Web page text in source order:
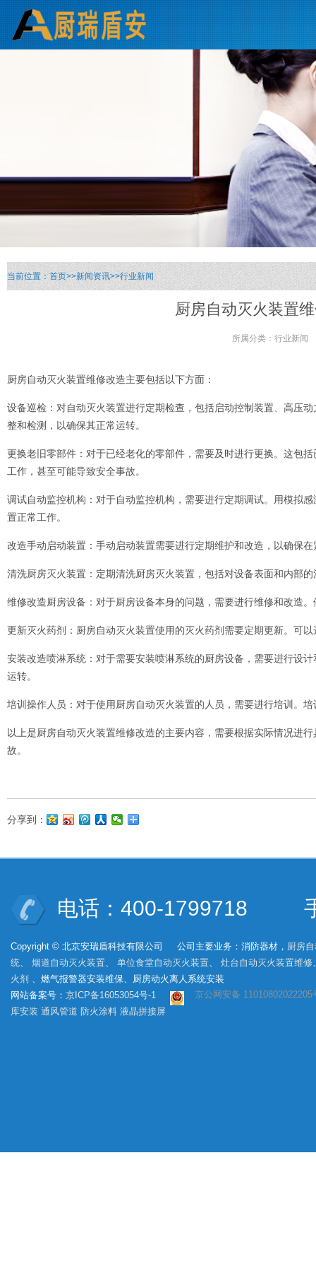
当前位置：首页>>新闻资讯>>行业新闻
厨房自动灭火装置
所属分类： 行业新闻
厨房自动灭火装置维修改造主要包括以下方面：
设备巡检：对自动灭火装置进行定期检查，包括启动控制装置、高压
整和检测，以确保其正常运转。
更换老旧零部件：对于已经老化的零部件，需要及时进行更换。这包
工作，甚至可能导致安全事故。
调试自动监控机构：对于自动监控机构，需要进行定期调试。用模拟
置正常工作。
改造手动启动装置：手动启动装置需要进行定期维护和改造，以确保
清洗厨房灭火装置：定期清洗厨房灭火装置，包括对设备表面和内部
维修改造厨房设备：对于厨房设备本身的问题，需要进行维修和改造
更新灭火药剂：厨房自动灭火装置使用的灭火药剂需要定期更新。可
安装改造喷淋系统：对于需要安装喷淋系统的厨房设备，需要进行设
运转。
培训操作人员：对于使用厨房自动灭火装置的人员，需要进行培训。
以上是厨房自动灭火装置维修改造的主要内容，需要根据实际情况进
故。
分享到：
电话：400-1799718 手
Copyright © 北京安瑞盾科技有限公司 公司主要业务：消防器材， 厨房
统、 烟道自动灭火装置、 单位食堂自动灭火装置、 灶台自动灭火装置维修
火剂 、燃气报警器安装维保、厨房动火离人系统安装
网站备案号： 京ICP备16053054号-1
京公网安备 11010802022205
库安装 通风管道 防火涂料 液晶拼接屏